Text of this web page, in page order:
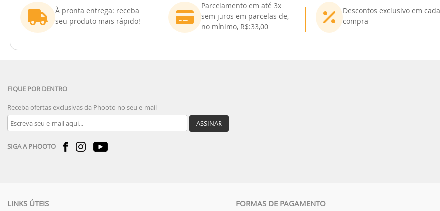
À pronta entrega: receba
seu produto mais rápido!
Parcelamento em até 3x
sem juros em parcelas de,
no mínimo, R$:33,00
Descontos exclusivo em cada
compra
FIQUE POR DENTRO
Receba ofertas exclusivas da Phooto no seu e-mail
ASSINAR
SIGA A PHOOTO
LINKS ÚTEIS FORMAS DE PAGAMENTO